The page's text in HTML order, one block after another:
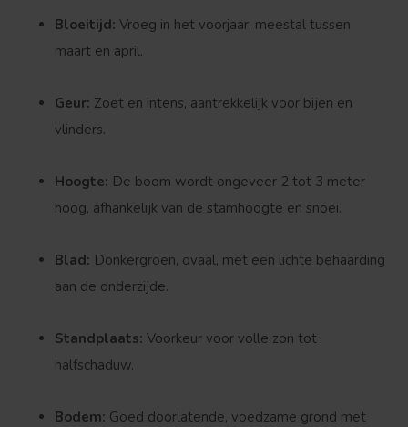
Bloeitijd: Vroeg in het voorjaar, meestal tussen
maart en april.
Geur: Zoet en intens, aantrekkelijk voor bijen en
vlinders.
Hoogte: De boom wordt ongeveer 2 tot 3 meter
hoog, afhankelijk van de stamhoogte en snoei.
Blad: Donkergroen, ovaal, met een lichte behaarding
aan de onderzijde.
Standplaats: Voorkeur voor volle zon tot
halfschaduw.
Bodem: Goed doorlatende, voedzame grond met